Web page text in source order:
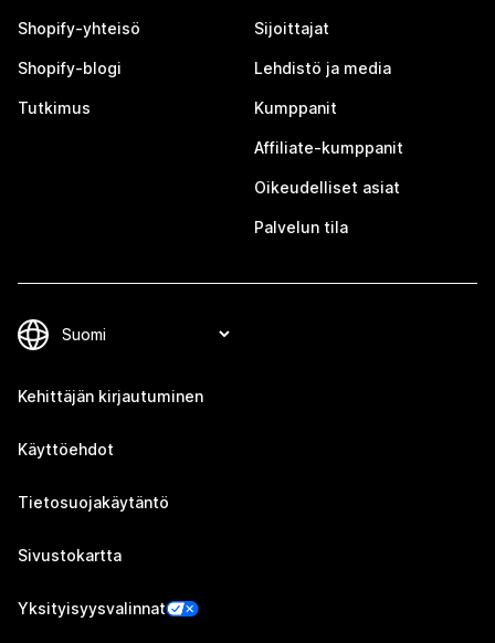
Shopify-yhteisö
Shopify-blogi
Tutkimus
Sijoittajat
Lehdistö ja media
Kumppanit
Affiliate-kumppanit
Oikeudelliset asiat
Palvelun tila
Kehittäjän kirjautuminen
Käyttöehdot
Tietosuojakäytäntö
Sivustokartta
Yksityisyysvalinnat